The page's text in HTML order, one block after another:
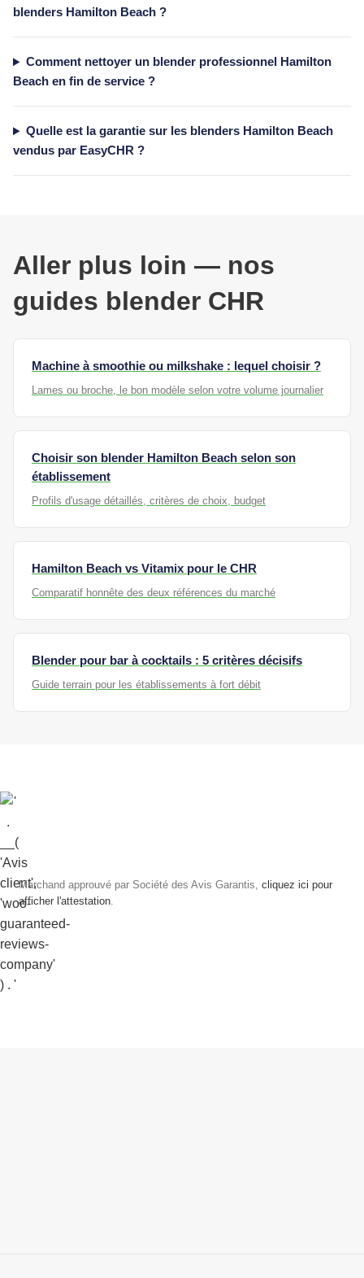
blenders Hamilton Beach ?
Comment nettoyer un blender professionnel Hamilton
Beach en fin de service ?
Quelle est la garantie sur les blenders Hamilton Beach
vendus par EasyCHR ?
Aller plus loin — nos
guides blender CHR
Machine à smoothie ou milkshake : lequel choisir ?
Lames ou broche, le bon modèle selon votre volume journalier
Choisir son blender Hamilton Beach selon son
établissement
Profils d'usage détaillés, critères de choix, budget
Hamilton Beach vs Vitamix pour le CHR
Comparatif honnête des deux références du marché
Blender pour bar à cocktails : 5 critères décisifs
Guide terrain pour les établissements à fort débit
Marchand approuvé par Société des Avis Garantis, cliquez ici pour
afficher l'attestation.